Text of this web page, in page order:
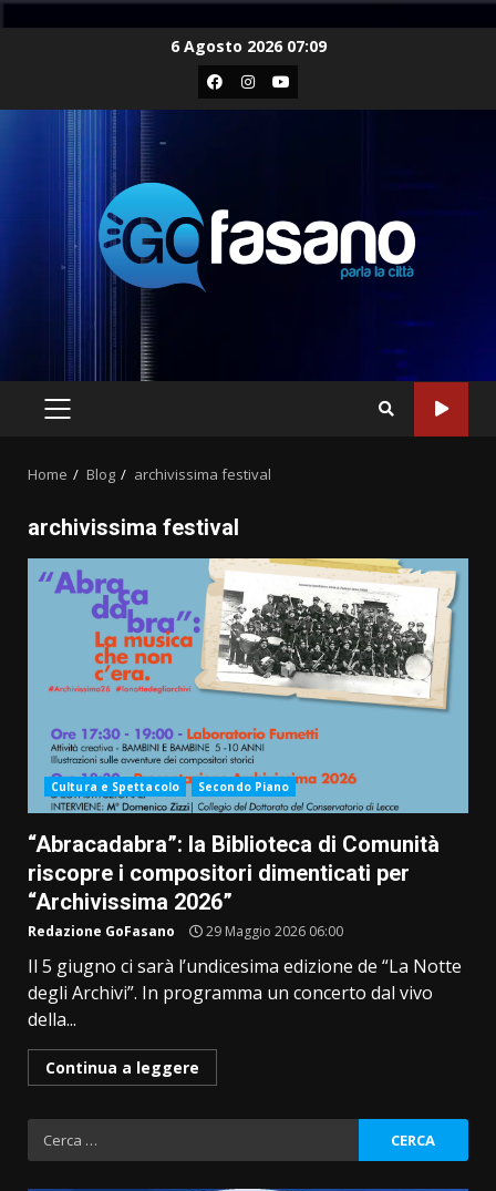
6 Agosto 2026 07:09
Facebook
Instagram
Youtube
PRIMARY
Home Blog archivissima festival
archivissima festival
Cultura e Spettacolo Secondo Piano
“Abracadabra”: la Biblioteca di Comunità
riscopre i compositori dimenticati per
“Archivissima 2026”
Redazione GoFasano 29 Maggio 2026 06:00
Il 5 giugno ci sarà l’undicesima edizione de “La Notte
degli Archivi”. In programma un concerto dal vivo
della...
Continua a leggere
Ricerca
per: